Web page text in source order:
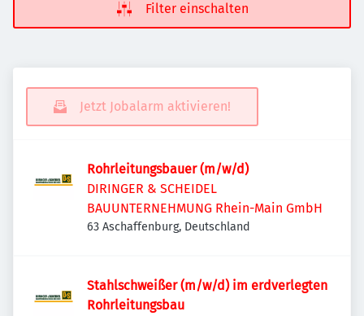
Filter einschalten
Jetzt Jobalarm aktivieren!
Rohrleitungsbauer (m/w/d)
DIRINGER & SCHEIDEL
BAUUNTERNEHMUNG Rhein-Main GmbH
63 Aschaffenburg, Deutschland
Stahlschweißer (m/w/d) im erdverlegten
Rohrleitungsbau